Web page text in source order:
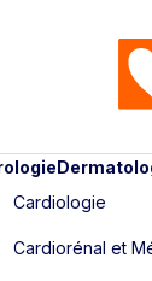
Cardiologie
Cardiorénal et